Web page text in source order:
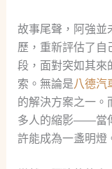
故事尾聲，阿強並
歷，重新評估了自
段，面對突如其來
索。無論是八德汽
的解決方案之一。
多人的縮影——當
許能成為一盞明燈